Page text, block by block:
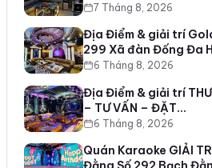
7 Tháng 8, 2026
Địa Điểm & giải trí
299 Xã đàn Đống Đa
6 Tháng 8, 2026
Địa Điểm & giải trí
– TƯ VẤN – ĐẶT…
6 Tháng 8, 2026
Quán Karaoke GIẢI